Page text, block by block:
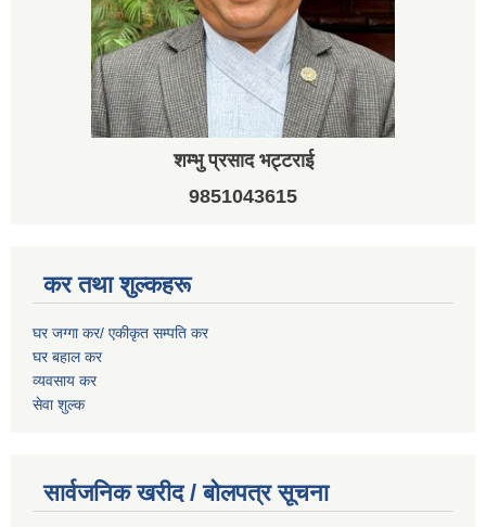
शम्भु प्रसाद भट्टराई
9851043615
कर तथा शुल्कहरू
घर जग्गा कर/ एकीकृत सम्पति कर
घर बहाल कर
व्यवसाय कर
सेवा शुल्क
सार्वजनिक खरीद / बोलपत्र सूचना